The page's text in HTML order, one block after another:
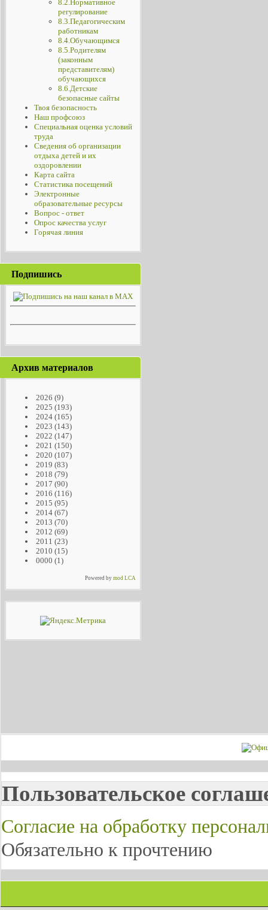
8.2.Нормативное
регулирование
8.3.Педагогическим
работникам
8.4.Обучающимся
8.5.Родителям
(законным
представителям)
обучающихся
8.6.Детские
безопасные сайты
Твоя безопасность
Наш профсоюз
Специальная оценка условий
труда
Сведения об организации
отдыха детей и их
оздоровлении
Карта сайта
Статистика посещений
Электронные
образовательные ресурсы
Вопрос - ответ
Опрос качества услуг
Горячая линия
Подпишись
Архив материалов
2026 (9)
2025 (193)
2024(165)
2023 (143)
2022 (147)
2021 (150)
2020 (107)
2019 (83)
2018 (79)
2017 (90)
2016 (116)
2015 (95)
2014(67)
2013 (70)
2012 (69)
2011 (23)
2010 (15)
0000 (1)
Powered bymod LCA
Пользовательское
Согласие на обработку
Обязательно к прочтению